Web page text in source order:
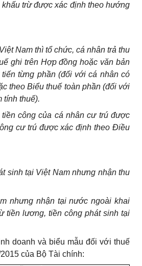
trừ được xác định theo hướng
Nam thì tổ chức, cá nhân trả thu
ghi trên Hợp đồng hoặc văn bản
từng phần (đối với cá nhân có
theo Biểu thuế toàn phần (đối với
tính thuế).
công của cá nhân cư trú được
cư trú được xác định theo Điều
sinh tại Việt Nam nhưng nhận thu
nhưng nhận tại nước ngoài khai
tiền lương, tiền công phát sinh tại
doanh và biểu mẫu đối với thuế
của Bộ Tài chính: